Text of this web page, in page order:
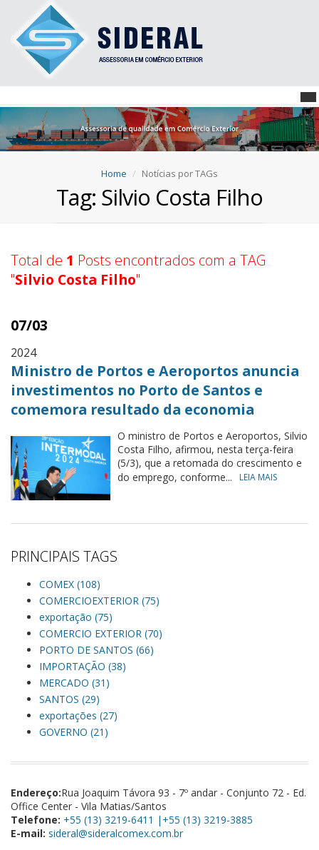
Home Notícias por TAGs
Tag: Silvio Costa Filho
Total de 1 Posts encontrados com a TAG
"Silvio Costa Filho"
07/03
2024
Ministro de Portos e Aeroportos anuncia
investimentos no Porto de Santos e
comemora resultado da economia
O ministro de Portos e Aeroportos, Silvio
Costa Filho, afirmou, nesta terça-feira
(5/3), que a retomada do crescimento e
do emprego, conforme...
LEIA MAIS
PRINCIPAIS TAGS
COMEX (108)
COMERCIOEXTERIOR (75)
exportação (75)
COMERCIO EXTERIOR (70)
PORTO DE SANTOS (66)
IMPORTAÇÃO (38)
MERCADO (31)
SANTOS (29)
exportações (27)
GOVERNO (21)
Endereço:Rua Joaquim Távora 93 - 7º andar - Conjunto 72 - Ed.
Office Center - Vila Matias/Santos
Telefone: +55 (13) 3219-6411 |+55 (13) 3219-3885
E-mail: sideral@sideralcomex.com.br